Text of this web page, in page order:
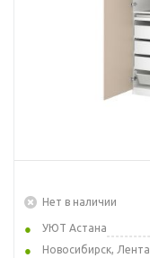
Нет в наличии
УЮТ Астана
Новосибирск, Лента